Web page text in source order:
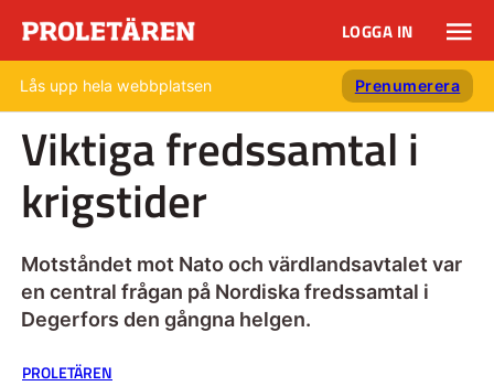
LOGGA IN
Lås upp hela webbplatsen Prenumerera
Viktiga fredssamtal i
krigstider
Motståndet mot Nato och värdlandsavtalet var
en central frågan på Nordiska fredssamtal i
Degerfors den gångna helgen.
PROLETÄREN